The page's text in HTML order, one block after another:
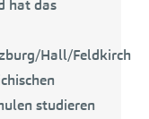
hat das
Hall/Feldkirch
studieren